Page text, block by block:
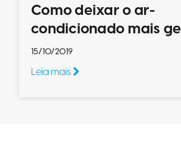
Como deixar o ar-
condicionado mais
15/10/2019
Leia mais